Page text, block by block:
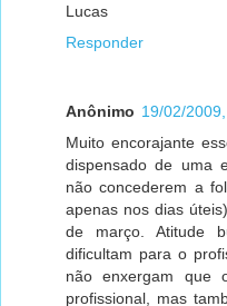
Lucas
Responder
Anônimo 19/02/
Muito encorajante
dispensado de uma
não concederem a
apenas nos dias
de março. Atitude
dificultam para o
não enxergam que
profissional, mas